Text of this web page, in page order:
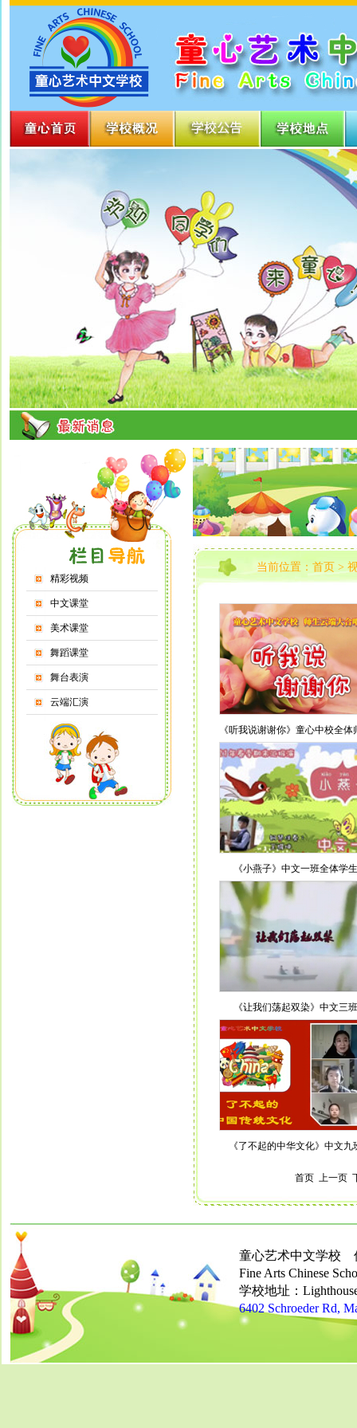
精彩视频
中文课堂
美术课堂
舞蹈课堂
舞台表演
云端汇演
当前位置： 首页 >
《听我说谢谢你》童心中校全体
大合唱
《小燕子》中文一班全体学生
《让我们荡起双染》中文三班
《了不起的中华文化》中文九
首页 上一页
童心艺术中文学校
Fine Arts Chinese
学校地址：
6402 Schroeder Rd,